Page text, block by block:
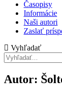
Časopisy
Informácie
Naši autori
Zaslať
Vyhľadať
Autor: